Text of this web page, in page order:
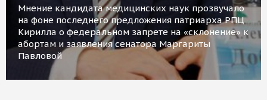
Мнение кандидата медицинских наук прозвучало
на фоне последнего предложения патриарха РПЦ
Кирилла о федеральном запрете на «склонение» к
абортам и заявления сенатора Маргариты
Павловой